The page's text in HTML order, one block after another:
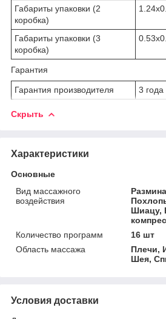
Габариты упаковки (2
коробка)
Габариты упаковки (3
коробка)
Гарантия
Гарантия производителя 3 года
Скрыть
Характеристики
Основные
Вид массажного
воздействия
Шиацу,
Количество программ
16 шт
Область массажа
Плечи,
Шея,
Условия доставки